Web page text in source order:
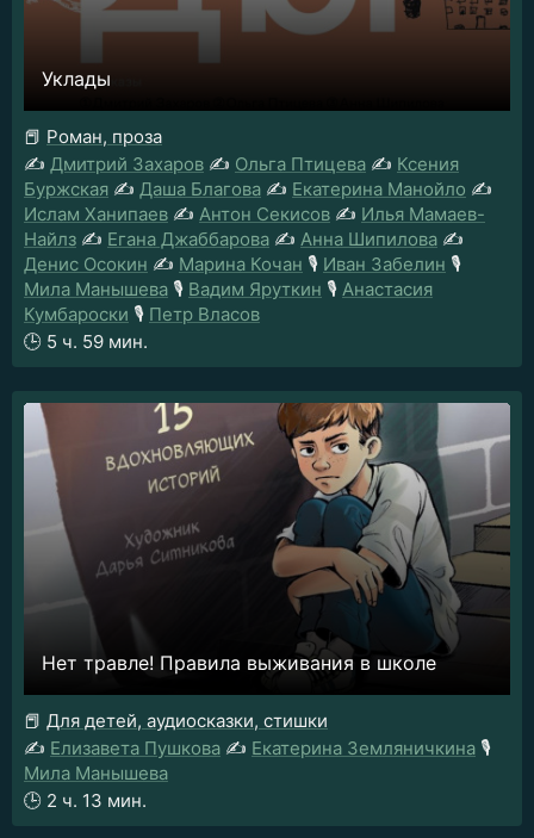
Уклады
📕 Роман, проза
✍️ Дмитрий Захаров ✍️ Ольга Птицева ✍️ Ксения
Буржская ✍️ Даша Благова ✍️ Екатерина Манойло ✍️
Ислам Ханипаев ✍️ Антон Секисов ✍️ Илья Мамаев-
Найлз ✍️ Егана Джаббарова ✍️ Анна Шипилова ✍️
Денис Осокин ✍️ Марина Кочан 🎙️ Иван Забелин 🎙️
Мила Манышева 🎙️ Вадим Яруткин 🎙️ Анастасия
Кумбароски 🎙️ Петр Власов
🕒 5 ч. 59 мин.
Нет травле! Правила выживания в школе
📕 Для детей, аудиосказки, стишки
✍️ Елизавета Пушкова ✍️ Екатерина Земляничкина 🎙️
Мила Манышева
🕒 2 ч. 13 мин.